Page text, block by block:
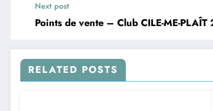
Next post
Points de vente – Club CILE-ME-
RELATED POSTS